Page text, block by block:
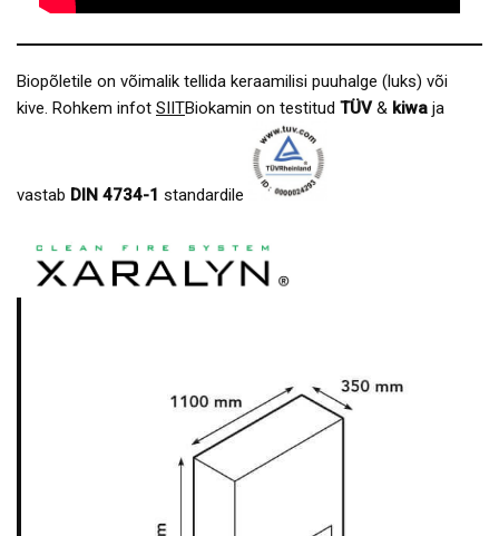
Biopõletile on võimalik tellida keraamilisi puuhalge (luks) või
kive. Rohkem infot SIITBiokamin on testitud TÜV& kiwa ja
vastab DIN 4734-1 standardile